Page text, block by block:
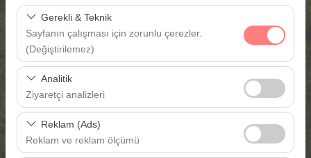
Gerekli & Teknik
Sayfanın çalışması için zorunlu çerezler.
(Değiştirilemez)
Bu çerezler sitenin doğru şekilde çalışması, güvenlik,
oturum yönetimi ve temel işlevler için gereklidir. Devre
dışı bırakılamaz.
Analitik
Ziyaretçi analizleri
Bu çerezler, sitemizin nasıl kullanıldığını (ziyaretçi sayısı,
en çok ziyaret edilen sayfalar, kullanıcı davranışları)
analiz etmemizi sağlar. Bu veriler, web sitesi
Reklam (Ads)
Reklam ve reklam ölçümü
Gaziantep Gaziantep havalimanı
Farklı yerde bırakmak istiyorum
Araç Alım Tarihi
09:00
Araç Teslim Tarihi